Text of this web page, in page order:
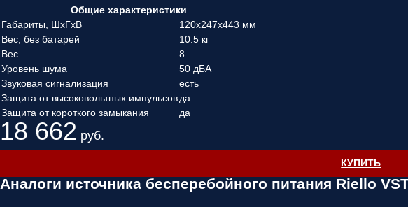
Общие характеристики
Габариты, ШхГхВ
120x247x443 мм
Вес, без батарей
10.5 кг
Вес
8
Уровень шума
50 дБА
Звуковая сигнализация
есть
Защита от высоковольтных импульсовда
Защита от короткого замыкания
да
18 662 руб.
КУПИТЬ
Аналоги источника бесперебойного питания Riello